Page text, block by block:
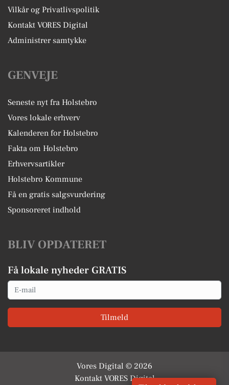
Vilkår og Privatlivspolitik
Kontakt VORES Digital
Administrer samtykke
GENVEJE
Seneste nyt fra Holstebro
Vores lokale erhverv
Kalenderen for Holstebro
Fakta om Holstebro
Erhvervsartikler
Holstebro Kommune
Få en gratis salgsvurdering
Sponsoreret indhold
BLIV OPDATERET
Få lokale nyheder GRATIS
Email
Tilmeld
Vores Digital © 2026
Kontakt VORES Digital